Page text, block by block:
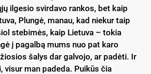
ilgesio svirdavo rankos, bet kaip
Plungė, manau, kad niekur taip
stebimės, kaip Lietuva – tokia
į pagalbą mums nuo pat karo
šalys dar galvojo, ar padėti. Ir
visur man padeda. Puikūs čia